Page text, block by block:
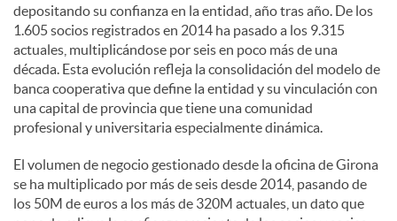
depositando su confianza en la entidad, año tras año. De los
1.605 socios registrados en 2014 ha pasado a los 9.315
actuales, multiplicándose por seis en poco más de una
década. Esta evolución refleja la consolidación del modelo de
banca cooperativa que define la entidad y su vinculación con
una capital de provincia que tiene una comunidad
profesional y universitaria especialmente dinámica.
El volumen de negocio gestionado desde la oficina de Girona
se ha multiplicado por más de seis desde 2014, pasando de
los 50M de euros a los más de 320M actuales, un dato que